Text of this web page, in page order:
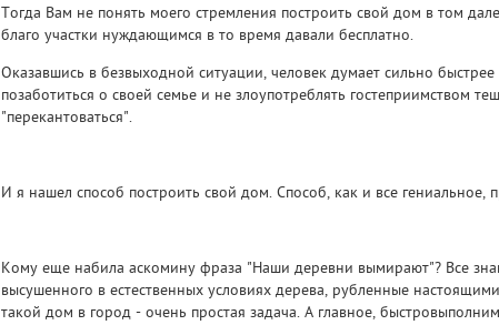
Тогда Вам не понять моего стремления построить свой дом в том
благо участки нуждающимся в то время давали бесплатно.
Оказавшись в безвыходной ситуации, человек думает сильно
позаботиться о своей семье и не злоупотреблять гостеприимством
"перекантоваться".
И я нашел способ построить свой дом. Способ, как и все гениальное,
Кому еще набила аскомину фраза "Наши деревни вымирают"? Все
высушенного в естественных условиях дерева, рубленные
такой дом в город - очень простая задача. А главное,